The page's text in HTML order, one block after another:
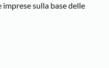
sulla base delle